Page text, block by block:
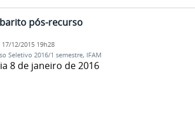
pós-recurso
17/12/2015 19h28
Seletivo 2016/1 semestre, IFAM
8 de janeiro de 2016